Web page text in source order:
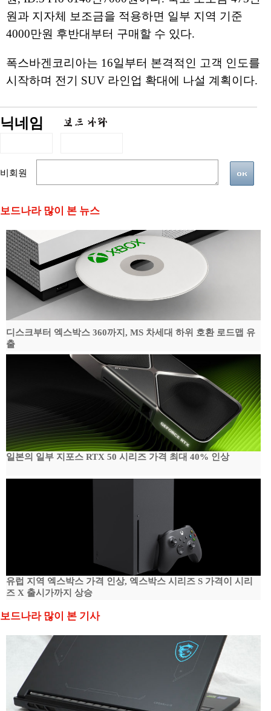
원과 지자체 보조금을 적용하면 일부 지역 기준
4000만원 후반대부터 구매할 수 있다.
폭스바겐코리아는 16일부터 본격적인 고객 인도를
시작하며 전기 SUV 라인업 확대에 나설 계획이다.
닉네임
비회원
보드나라 많이 본 뉴스
디스크부터 엑스박스 360까지, MS 차세대 하위 호환 로드맵 유
출
일본의 일부 지포스 RTX 50 시리즈 가격 최대 40% 인상
유럽 지역 엑스박스 가격 인상, 엑스박스 시리즈 S 가격이 시리
즈 X 출시가까지 상승
보드나라 많이 본 기사